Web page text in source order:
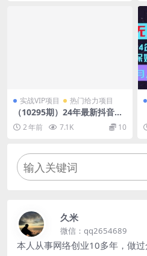
实战VIP项目 热门给力项目
（10295期）24年最新抖音、
视频号0成本挂机，单号每天
收益上百，可无限挂
2 年前 7.1K 10
久米
微信：qq2654689
本人从事网络创业10多年，做过